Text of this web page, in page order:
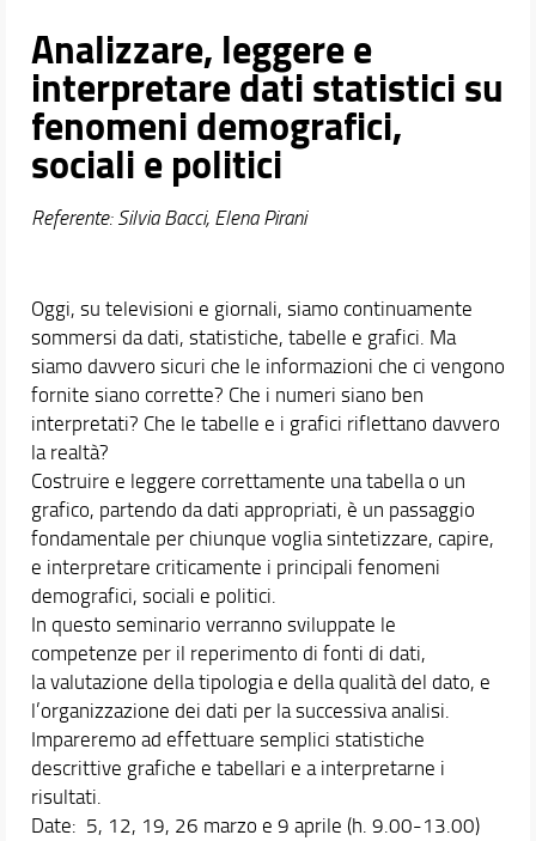
Docenti
Orario e calendari
Analizzare, leggere e
interpretare dati statistici su
fenomeni demografici,
sociali e politici
Referente: Silvia Bacci, Elena Pirani
Oggi, su televisioni e giornali, siamo continuamente
sommersi da dati, statistiche, tabelle e grafici. Ma
siamo davvero sicuri che le informazioni che ci vengono
fornite siano corrette? Che i numeri siano ben
interpretati? Che le tabelle e i grafici riflettano davvero
la realtà?
Costruire e leggere correttamente una tabella o un
grafico, partendo da dati appropriati, è un passaggio
fondamentale per chiunque voglia sintetizzare, capire,
e interpretare criticamente i principali fenomeni
demografici, sociali e politici.
In questo seminario verranno sviluppate le
competenze per il reperimento di fonti di dati,
la valutazione della tipologia e della qualità del dato, e
l’organizzazione dei dati per la successiva analisi.
Impareremo ad effettuare semplici statistiche
descrittive grafiche e tabellari e a interpretarne i
risultati.
Date: 5, 12, 19, 26 marzo e 9 aprile (h. 9.00-13.00)